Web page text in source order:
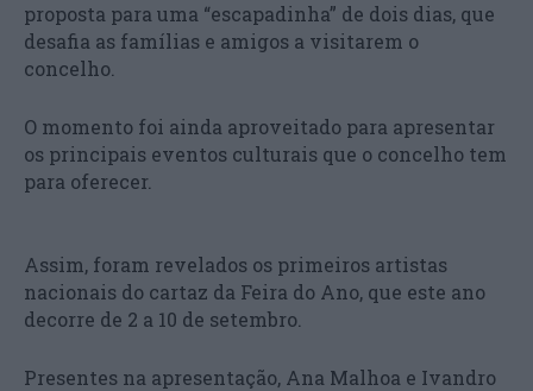
proposta para uma “escapadinha” de dois dias, que
desafia as famílias e amigos a visitarem o
concelho.
O momento foi ainda aproveitado para apresentar
os principais eventos culturais que o concelho tem
para oferecer.
Assim, foram revelados os primeiros artistas
nacionais do cartaz da Feira do Ano, que este ano
decorre de 2 a 10 de setembro.
Presentes na apresentação, Ana Malhoa e Ivandro